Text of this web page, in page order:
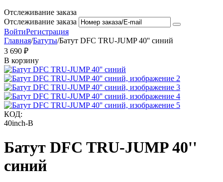
Отслеживание заказа
Отслеживание заказа
ВойтиРегистрация
Главная/Батуты/Батут DFC TRU-JUMP 40'' синий
3 690 ₽
В корзину
КОД:
40inch-B
Батут DFC TRU-JUMP 40''
синий